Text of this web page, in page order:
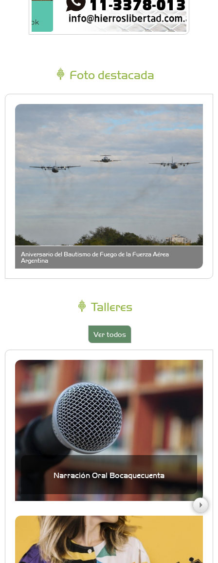
Foto destacada
Aniversario del Bautismo de Fuego de la Fuerza Aérea
Argentina
Talleres
Ver todos
Narración Oral Bocaquecuenta